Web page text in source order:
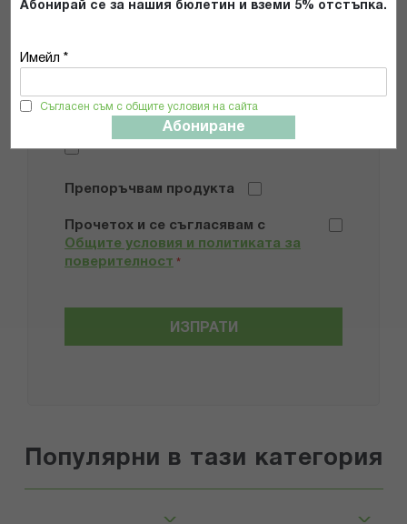
Абонирай се за нашия бюлетин и вземи 5% отстъпка.
Имейл *
Съгласен съм с общите условия на сайта
Абониране
Добави снимки
Препоръчвам продукта
Прочетох и се съгласявам с
Общите условия и политиката за
поверителност *
ИЗПРАТИ
Популярни в тази категория